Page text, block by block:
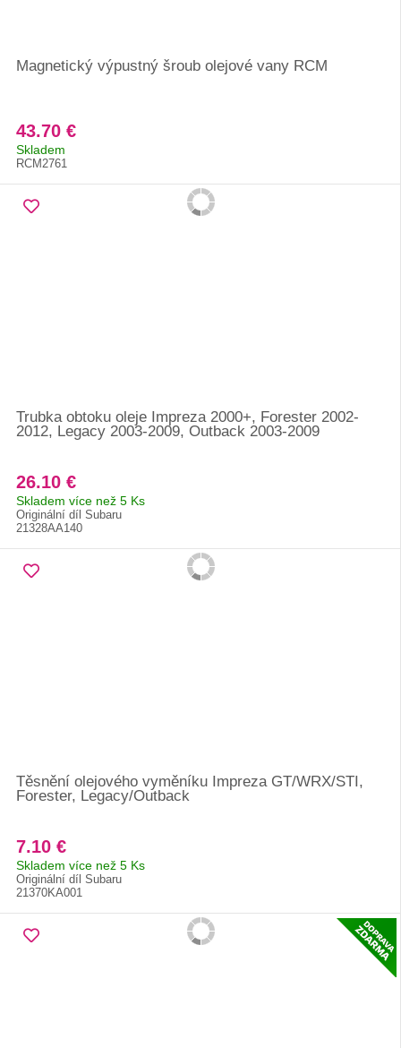
Magnetický výpustný šroub olejové vany RCM
43.70 €
Skladem
RCM2761
Trubka obtoku oleje Impreza 2000+, Forester 2002-
2012, Legacy 2003-2009, Outback 2003-2009
26.10 €
Skladem více než 5 Ks
Originální díl Subaru
21328AA140
Těsnění olejového vyměníku Impreza GT/WRX/STI,
Forester, Legacy/Outback
7.10 €
Skladem více než 5 Ks
Originální díl Subaru
21370KA001